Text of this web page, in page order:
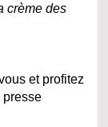
crème des
et profitez
presse